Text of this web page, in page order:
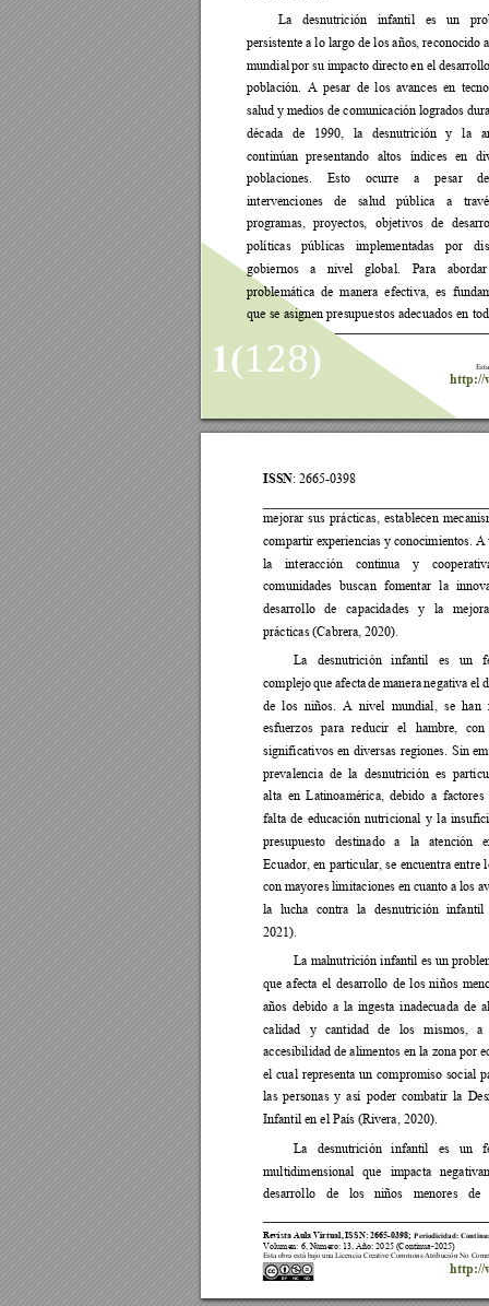
http://
1(128)
La desnutrición infantil es un
persistente a lo largo de los años, reconocido
mundial por su impacto directo en el
población. A pesar de los avances en
salud y medios de comunicación logrados
década
de 1990, la desnutrición y la
continúan
presentando altos índices en
poblaciones.
Esto ocurre a pesar
intervenciones
de salud pública a
programas, proyectos, objetivos de
políticas
públicas implementadas por
gobiernos
a nivel global. Para
problemática de manera efectiva, es
que se asignen presupuestos adecuados en
ISSN: 2665-0398
Revista Aula Virtual, ISSN: 2665-0398; Periodicidad:
Volumen: 6, Número: 1 3, Año: 2025 (Continua-2025)
Esta obra está bajo una Licencia Creative Commons Atribución No
http://
mejorar sus prácticas, establecen
compartir experiencias y conocimientos. A
la
interacción continua y
comunidades buscan fomentar la
desarrollo
de capacidades y la
prácticas (Cabrera, 2020).
La desnutrición infantil es un
complejo que afecta de manera negativa el
de los niños. A nivel mundial, se han
esfuerzos para reducir el hambre,
con
significativos en diversas regiones. Sin
prevalencia de la desnutrición es
alta en Latinoamérica, debido a factores
falta de educación nutricional y la
presupuesto
destinado a la atención
Ecuador, en particular, se encuentra entre
con mayores limitaciones en cuanto a los
la
lucha contra la desnutrición infantil
2021).
La malnutrición infantil es un
que afecta el desarrollo de los niños
años debido a la ingesta inadecuada de
calidad
y cantidad de los mismos,
a
accesibilidad de alimentos en la zona por
el cual representa un compromiso social
las personas y así poder combatir la
Infantil en el País (Rivera, 2020).
La desnutrición infantil es un
multidimensional
que impacta
desarrollo
de los niños menores de